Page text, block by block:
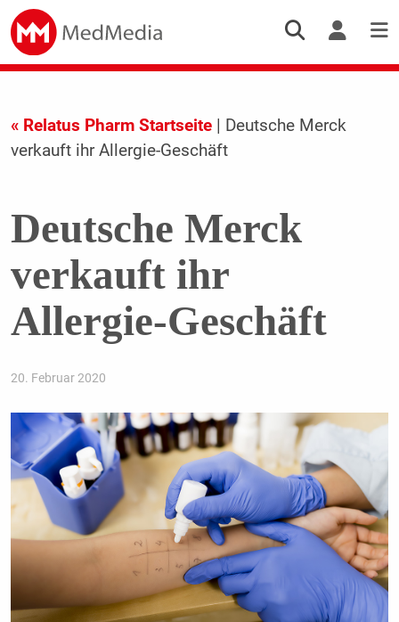
« Relatus Pharm Startseite| Deutsche Merck
verkauft ihr Allergie-Geschäft
Deutsche Merck
verkauft ihr
Allergie-Geschäft
20. Februar 2020